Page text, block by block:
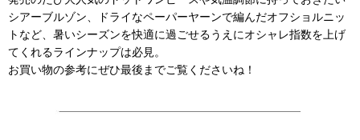
シアーブルゾン、ドライなペーパーヤーンで編んだオフショルニッ
トなど、暑いシーズンを快適に過ごせるうえにオシャレ指数を上げ
てくれるラインナップは必見。
お買い物の参考にぜひ最後までご覧くださいね！